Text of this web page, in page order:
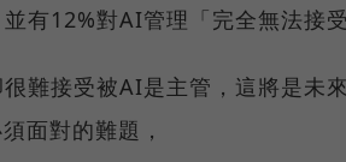
有12%對AI管理「完全無法接受
難接受被AI是主管，這將是未
面對的難題，